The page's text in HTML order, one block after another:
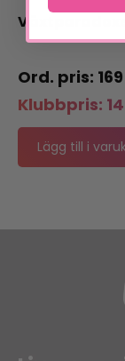
169
Klubbpris:
Lägg till i